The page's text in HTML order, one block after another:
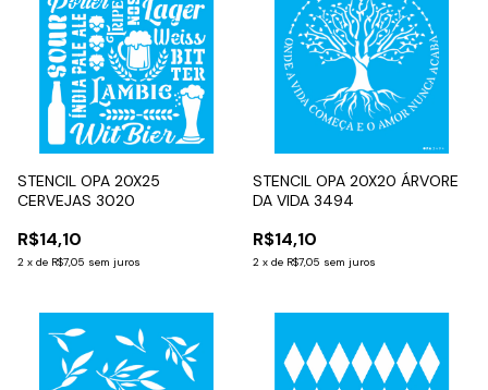
STENCIL OPA 20X25
CERVEJAS 3020
R$14,10
2 x de R$7,05 sem juros
STENCIL OPA 20X20 ÁRVORE
DA VIDA 3494
R$14,10
2 x de R$7,05 sem juros